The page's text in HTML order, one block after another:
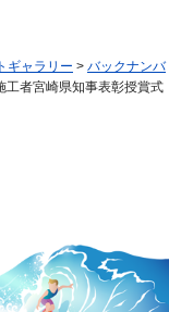
ギャラリー > バックナンバ
工者宮崎県知事表彰授賞式